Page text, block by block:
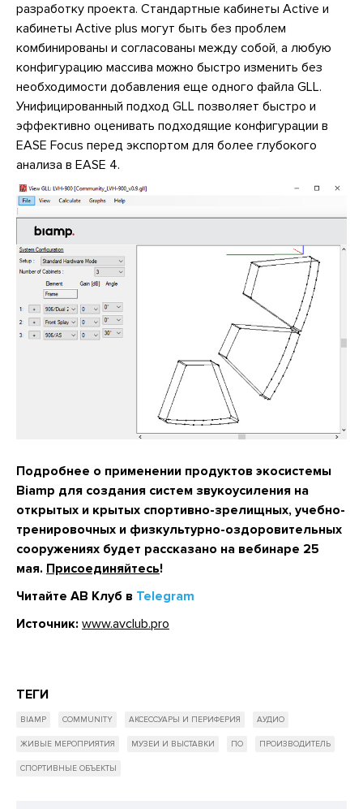
разработку проекта. Стандартные кабинеты Active и
кабинеты Active plus могут быть без проблем
комбинированы и согласованы между собой, а любую
конфигурацию массива можно быстро изменить без
необходимости добавления еще одного файла GLL.
Унифицированный подход GLL позволяет быстро и
эффективно оценивать подходящие конфигурации в
EASE Focus перед экспортом для более глубокого
анализа в EASE 4.
Подробнее о применении продуктов экосистемы
Biamp для создания систем звукоусиления на
открытых и крытых спортивно-зрелищных, учебно-
тренировочных и физкультурно-оздоровительных
сооружениях будет рассказано на вебинаре 25
мая. Присоединяйтесь!
Читайте АВ Клуб в Telegram
Источник: www.avclub.pro
ТЕГИ
BIAMP COMMUNITY АКСЕССУАРЫ И ПЕРИФЕРИЯ АУДИО
ЖИВЫЕ МЕРОПРИЯТИЯ МУЗЕИ И ВЫСТАВКИ ПО ПРОИЗВОДИТЕЛЬ
СПОРТИВНЫЕ ОБЪЕКТЫ